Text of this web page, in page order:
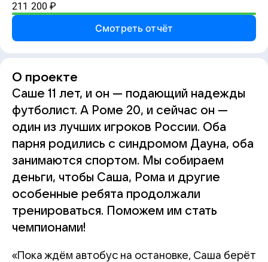
211 200 ₽
Смотреть отчёт
О проекте
Саше 11 лет, и он — подающий надежды
футболист. А Роме 20, и сейчас он —
один из лучших игроков России. Оба
парня родились с синдромом Дауна, оба
занимаются спортом. Мы собираем
деньги, чтобы Саша, Рома и другие
особенные ребята продолжали
тренироваться. Поможем им стать
чемпионами!
«Пока ждём автобус на остановке, Саша берёт